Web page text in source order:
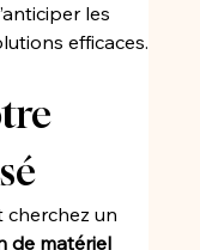
les
efficaces.
cherchez un
de matériel